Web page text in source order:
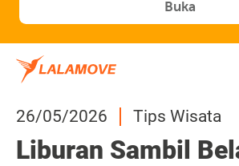
Buka
26/05/2026 Tips Wisata
Liburan Sambil